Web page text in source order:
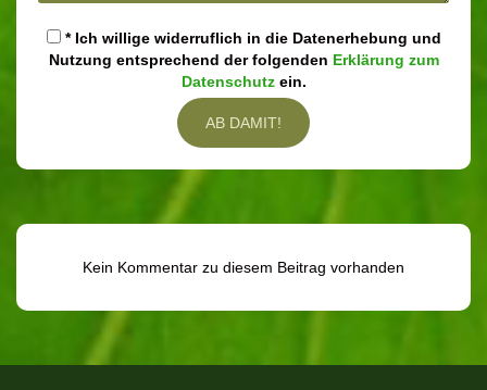
* Ich willige widerruflich in die Datenerhebung und
Nutzung entsprechend der folgenden Erklärung zum
Datenschutzein.
Kein Kommentar zu diesem Beitrag vorhanden